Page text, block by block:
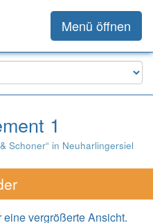
Menü öffnen
1
Schoner“ in Neuharlingersiel
vergrößerte Ansicht.